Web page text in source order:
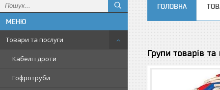
Товари та послуги
Кабелі і дроти
Гофротруби
ГОЛОВНА
Групи товарів та